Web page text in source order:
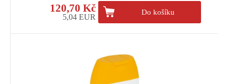
120,70 Kč
5,04 EUR
Do košíku